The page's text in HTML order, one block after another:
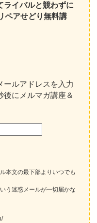
ライバルと競わずに
ペアせどり無料講
ールアドレスを入力
後にメルマガ講座＆
本文の最下部よりいつでも
う迷惑メールが一切届かな